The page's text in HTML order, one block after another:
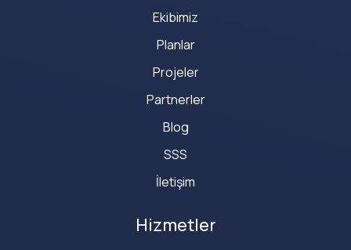
Ekibimiz
Planlar
Projeler
Partnerler
Blog
SSS
İletişim
Hizmetler